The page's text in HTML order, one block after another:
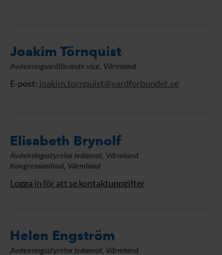
Joakim Törnquist
Avdelningsordförande vice, Värmland
E-post: joakim.tornquist@vardforbundet.se
Elisabeth Brynolf
Avdelningsstyrelse ledamot, Värmland
Kongressombud, Värmland
Logga in för att se kontaktuppgifter
Helen Engström
Avdelningsstyrelse ledamot, Värmland